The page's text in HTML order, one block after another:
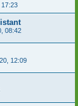
17:23
08:42
12:09